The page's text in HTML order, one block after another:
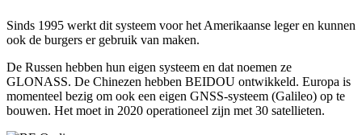
Sinds 1995 werkt dit systeem voor het Amerikaanse leger en kunnen
ook de burgers er gebruik van maken.
De Russen hebben hun eigen systeem en dat noemen ze
GLONASS. De Chinezen hebben BEIDOU ontwikkeld. Europa is
momenteel bezig om ook een eigen GNSS-systeem (Galileo) op te
bouwen. Het moet in 2020 operationeel zijn met 30 satellieten.